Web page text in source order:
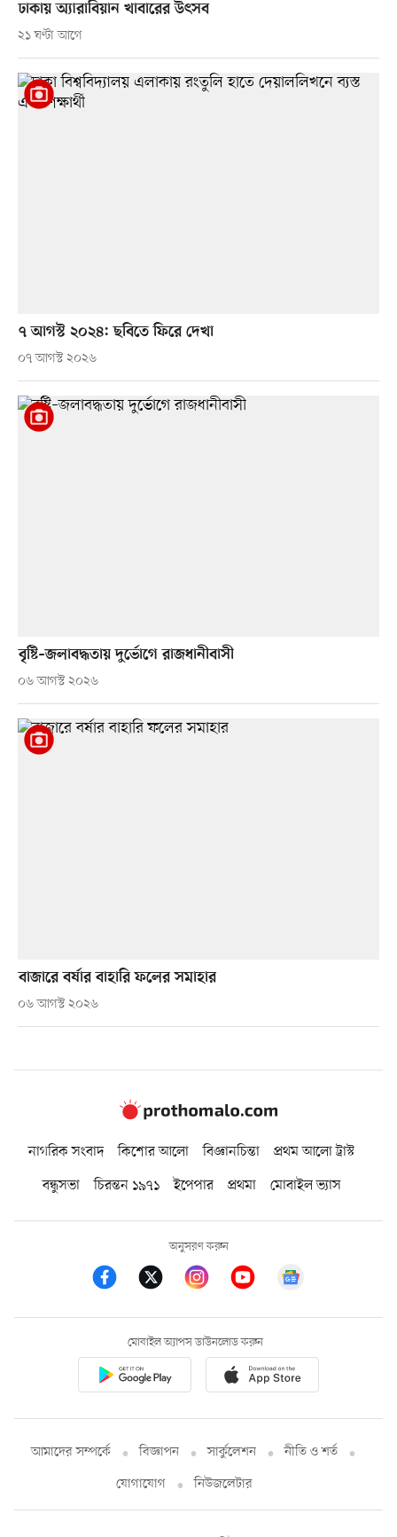
ঢাকায় অ্যারাবিয়ান খাবারের উৎসব
২১ ঘণ্টা আগে
৭ আগস্ট ২০২৪: ছবিতে ফিরে দেখা
০৭ আগস্ট ২০২৬
বৃষ্টি–জলাবদ্ধতায় দুর্ভোগে রাজধানীবাসী
০৬ আগস্ট ২০২৬
বাজারে বর্ষার বাহারি ফলের সমাহার
০৬ আগস্ট ২০২৬
নাগরিক সংবাদ কিশোর আলো বিজ্ঞানচিন্তা
প্রথম আলো ট্রাস্ট
বন্ধুসভা
চিরন্তন ১৯৭১ ইপেপার প্রথমা মোবাইল ভ্যাস
অনুসরণ করুন
মোবাইল অ্যাপস ডাউনলোড করুন
আমাদের সম্পর্কে বিজ্ঞাপন সার্কুলেশন
নীতি ও শর্ত
যোগাযোগ
নিউজলেটার